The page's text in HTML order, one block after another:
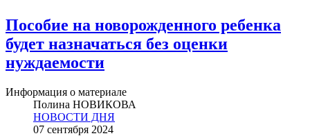
Пособие на новорожденного ребенка
будет назначаться без оценки
нуждаемости
Информация о материале
Полина НОВИКОВА
НОВОСТИ ДНЯ
07 сентября 2024